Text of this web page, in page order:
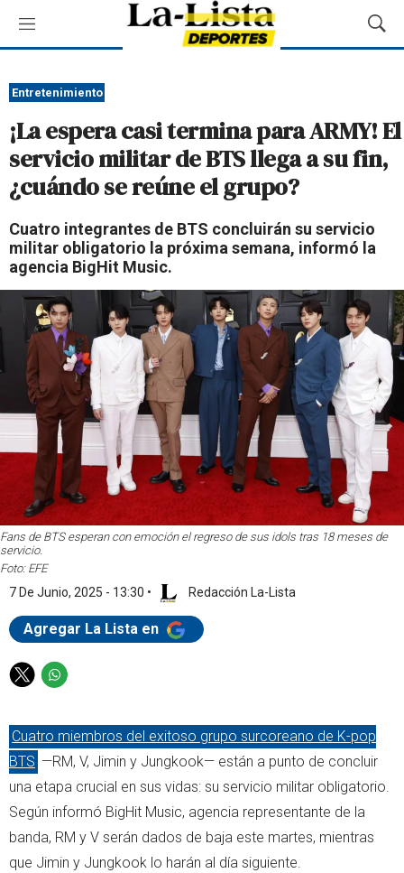
M
e
ú
M
o
a
r
B
e
Entretenimiento
¡La espera casi termina para ARMY! El
servicio militar de BTS llega a su fin,
¿cuándo se reúne el grupo?
Cuatro integrantes de BTS concluirán su servicio
militar obligatorio la próxima semana, informó la
agencia BigHit Music.
Fans de BTS esperan con emoción el regreso de sus idols tras 18 meses de
servicio.
Foto: EFE
7 De Junio, 2025 - 13:30 • Redacción La-Lista
Agregar La Lista en
T
i
t
t
e
r
W
a
t
s
p
p
Cuatro miembros del exitoso grupo surcoreano de K-pop
BTS —RM, V, Jimin y Jungkook— están a punto de concluir
una etapa crucial en sus vidas: su servicio militar obligatorio.
Según informó BigHit Music, agencia representante de la
banda, RM y V serán dados de baja este martes, mientras
que Jimin y Jungkook lo harán al día siguiente.